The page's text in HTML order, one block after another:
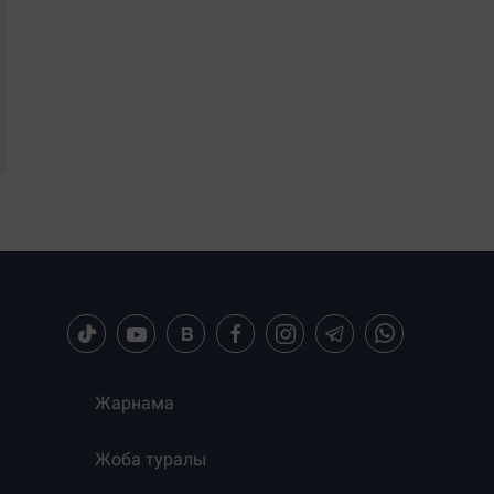
Жарнама
Жоба туралы